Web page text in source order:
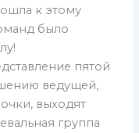
к этому
было
пятой
ведущей,
выходят
группа